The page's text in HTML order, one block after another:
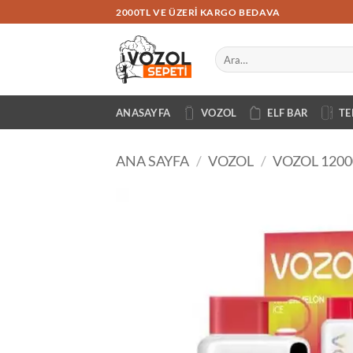
atla
2000TL VE ÜZERI KARGO BEDAVA
Ara:
ANASAYFA VOZOL ELF BAR
ANA SAYFA / VOZOL / VOZOL